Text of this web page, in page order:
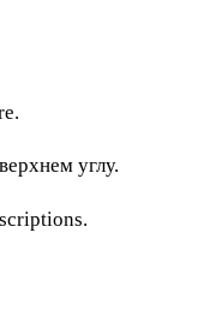
углу.